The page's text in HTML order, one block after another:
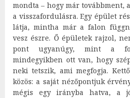
mondta – hogy már továbbment,
a visszafordulásra. Egy épület
látja, mintha már a falon
vesz észre. Ő épületek rajzol,
pont ugyanúgy, mint a
mindegyikben ott van, hogy
neki tetszik, ami megfogja.
közös: a saját nézőpontjuk
mégis egy irányba hatva, a